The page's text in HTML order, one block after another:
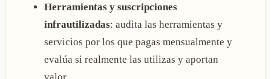
Herramientas y suscripciones
infrautilizadas: audita las herramientas y
servicios por los que pagas mensualmente y
evalúa si realmente las utilizas y aportan